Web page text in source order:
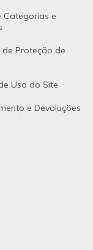
Categorias e
de Proteção de
Uso do Site
e Devoluções